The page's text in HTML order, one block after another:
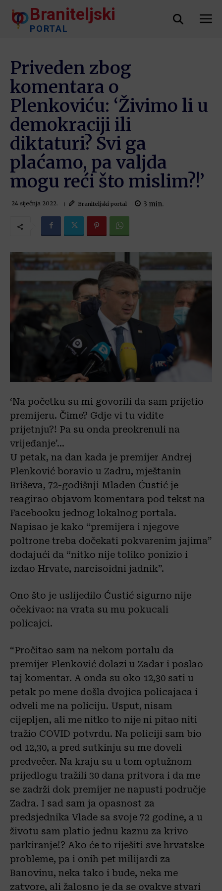
Braniteljski
PORTAL
Priveden zbog
komentara o
Plenkoviću: ‘Živimo li u
demokraciji ili
diktaturi? Svi ga
plaćamo, pa valjda
mogu reći što mislim?!’
24 siječnja 2022. Braniteljski portal 3 min.
‘Na početku su mi govorili da sam prijetio
premijeru. Čime? Gdje vi tu vidite
prijetnju?! Pa su onda preokrenuli na
vrijeđanje’…
U petak, na dan kada je premijer Andrej
Plenković boravio u Zadru, mještanin
Briševa, 72-godišnji Mladen Ćustić je
reagirao objavom komentara pod tekst na
Facebooku jednog lokalnog portala.
Napisao je kako “premijera i njegove
poltrone treba dočekati pokvarenim jajima”
dodajući da “nitko nije toliko ponizio i
izdao Hrvate, narcisoidni jadnik”.
Ono što je uslijedilo Ćustić sigurno nije
očekivao: na vrata su mu pokucali
policajci.
“Pročitao sam na nekom portalu da
premijer Plenković dolazi u Zadar i poslao
taj komentar. A onda su oko 12,30 sati u
petak po mene došla dvojica policajaca i
odveli me na policiju. Usput, nisam
cijepljen, ali me nitko to nije ni pitao niti
tražio COVID potvrdu. Na policiji sam bio
od 12,30, a pred sutkinju su me doveli
predvečer. Na kraju su u tom optužnom
prijedlogu tražili 30 dana pritvora i da me
se zadrži dok premijer ne napusti područje
Zadra. I sad sam ja opasnost za
predsjednika Vlade sa svoje 72 godine, a u
životu sam platio jednu kaznu za krivo
parkiranje!? Ako će to riješiti sve hrvatske
probleme, pa i onih pet milijardi za
Banovinu, neka tako i bude, neka me
zatvore, ali žalosno je da se ovakve stvari